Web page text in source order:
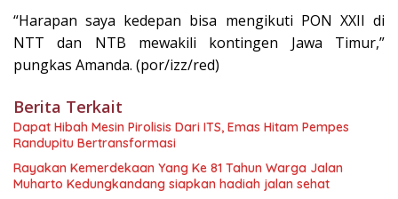
“Harapan saya kedepan bisa mengikuti PON XXII di
NTT dan NTB mewakili kontingen Jawa Timur,”
pungkas Amanda. (por/izz/red)
Berita Terkait
Dapat Hibah Mesin Pirolisis Dari ITS, Emas Hitam Pempes
Randupitu Bertransformasi
Rayakan Kemerdekaan Yang Ke 81 Tahun Warga Jalan
Muharto Kedungkandang siapkan hadiah jalan sehat